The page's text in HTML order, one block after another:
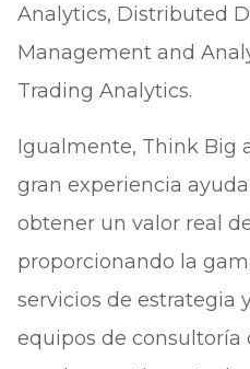
Analytics, Distributed
Management and
Trading Analytics.
Igualmente, Think Big
gran experiencia
obtener un valor real
proporcionando la
servicios de estrategia
equipos de consultoría